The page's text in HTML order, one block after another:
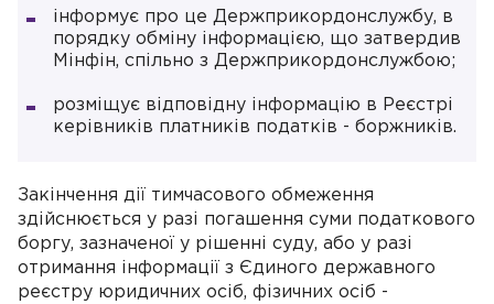
інформує про це Держприкордонслужбу, в
порядку обміну інформацією, що затвердив
Мінфін, спільно з Держприкордонслужбою;
розміщує відповідну інформацію в Реєстрі
керівників платників податків - боржників.
Закінчення дії тимчасового обмеження
здійснюється у разі погашення суми податкового
боргу, зазначеної у рішенні суду, або у разі
отримання інформації з Єдиного державного
реєстру юридичних осіб, фізичних осіб -